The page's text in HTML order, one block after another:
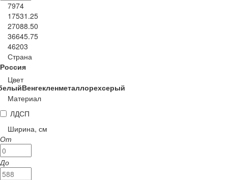
7974
17531.25
27088.50
36645.75
46203
Страна
Россия
Цвет
Венгекленметаллорехсерый
Материал
ЛДСП
Ширина, см
От
До